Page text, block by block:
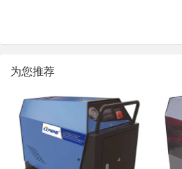
为您推荐